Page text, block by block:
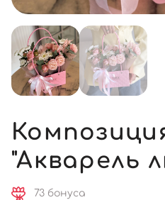
"Акварель
73 бонуса